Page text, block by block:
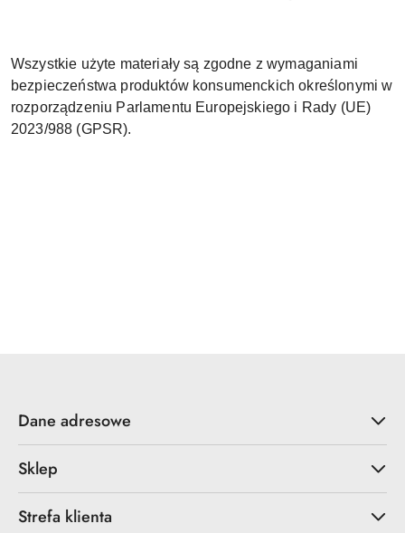
Wszystkie użyte materiały są zgodne z wymaganiami
bezpieczeństwa produktów konsumenckich określonymi w
rozporządzeniu Parlamentu Europejskiego i Rady (UE)
2023/988 (GPSR).
Dane adresowe
Sklep
Strefa klienta